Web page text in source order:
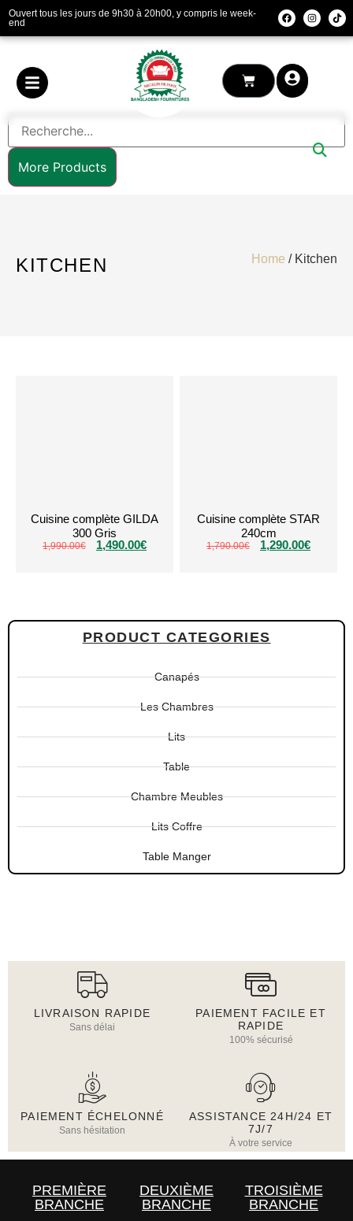
Ouvert tous les jours de 9h30 à 20h00, y compris le week-
end
More Products
KITCHEN Home / Kitchen
PRODUCT CATEGORIES
Canapés
Les Chambres
Lits
Table
Chambre Meubles
Lits Coffre
Table Manger
Cuisine complète GILDA
300 Gris
1,990.00€ 1,490.00€
Cuisine complète STAR
240cm
1,790.00€ 1,290.00€
LIVRAISON RAPIDE
Sans délai
PAIEMENT FACILE ET
RAPIDE
100% sécurisé
PAIEMENT ÉCHELONNÉ
Sans hésitation
ASSISTANCE 24H/24 ET
7J/7
À votre service
PREMIÈRE
BRANCHE
DEUXIÈME
BRANCHE
TROISIÈME
BRANCHE